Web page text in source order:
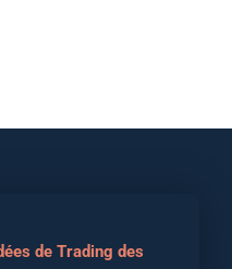
de Trading des